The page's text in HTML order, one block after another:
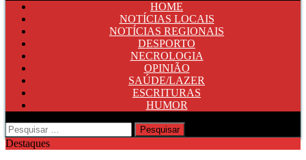
HOME
NOTÍCIAS LOCAIS
NOTÍCIAS REGIONAIS
DESPORTO
NECROLOGIA
OPINIÃO
SAÚDE/LAZER
ESCRITURAS
HUMOR
Pesquisar
por:
Destaques